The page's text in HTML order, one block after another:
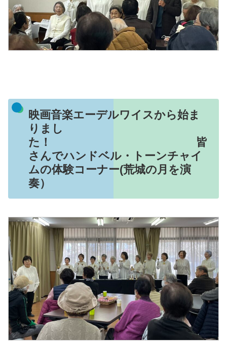
映画音楽エーデルワイスから始ま
りまし
た！ 皆
さんでハンドベル・トーンチャイ
ムの体験コーナー(荒城の月を演
奏）